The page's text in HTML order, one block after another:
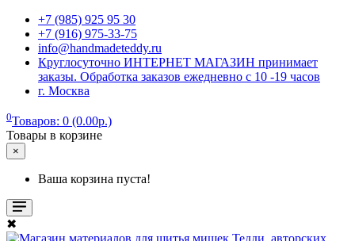
+7 (985) 925 95 30
+7 (916) 975-33-75
info@handmadeteddy.ru
Круглосуточно ИНТЕРНЕТ МАГАЗИН принимает
заказы. Обработка заказов ежедневно с 10 -19 часов
г. Москва
0Товаров: 0 (0.00р.)
Товары в корзине
×
Ваша корзина пуста!
✖